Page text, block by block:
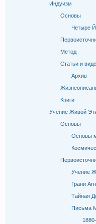
Индуизм
Основы
Четыре
Метод
Статьи и
Архив
Книги
Учение Живой
Основы
Основы
Учение
Грани
Тайная
Письма